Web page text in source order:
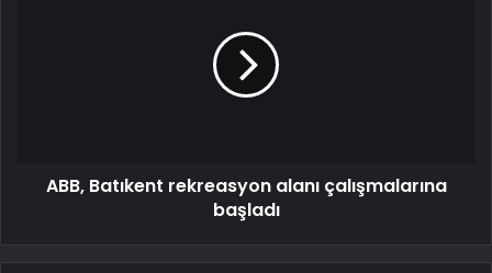
ABB, Batıkent rekreasyon alanı çalışmalarına
başladı